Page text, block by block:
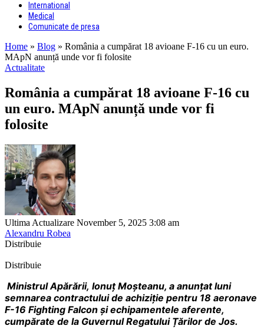
International
Medical
Comunicate de presa
Home » Blog » România a cumpărat 18 avioane F-16 cu un euro.
MApN anunță unde vor fi folosite
Actualitate
România a cumpărat 18 avioane F-16 cu
un euro. MApN anunță unde vor fi
folosite
Ultima Actualizare November 5, 2025 3:08 am
Alexandru Robea
Distribuie
Distribuie
Ministrul Apărării, Ionuț Moșteanu, a anunțat luni
semnarea contractului de achiziție pentru 18 aeronave
F-16 Fighting Falcon și echipamentele aferente,
cumpărate de la Guvernul Regatului Țărilor de Jos.